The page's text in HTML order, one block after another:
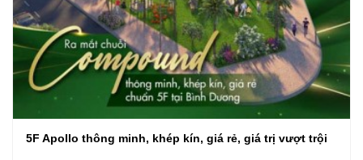
5F Apollo thông minh, khép kín, giá rẻ, giá trị vượt trội